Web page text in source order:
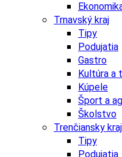
Trnavský kraj
Tipy
Podujatia
Gastro
Kultúra a
Kúpele
Šport a
Školstvo
Trenčiansky kraj
Tipy
Podujatia